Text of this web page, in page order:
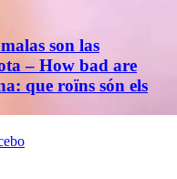
son las
– How bad are
que roïns són els